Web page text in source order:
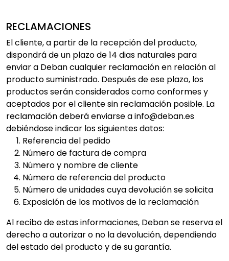
RECLAMACIONES
El cliente, a partir de la recepción del producto,
dispondrá de un plazo de 14 dias naturales para
enviar a Deban cualquier reclamación en relación al
producto suministrado. Después de ese plazo, los
productos serán considerados como conformes y
aceptados por el cliente sin reclamación posible. La
reclamación deberá enviarse a info@deban.es
debiéndose indicar los siguientes datos:
Referencia del pedido
Número de factura de compra
Número y nombre de cliente
Número de referencia del producto
Número de unidades cuya devolución se solicita
Exposición de los motivos de la reclamación
Al recibo de estas informaciones, Deban se reserva el
derecho a autorizar o no la devolución, dependiendo
del estado del producto y de su garantía.